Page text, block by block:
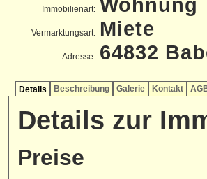
Immobilienart:
Vermarktungsart: Miete
Adresse: 64832
Details Beschreibung Galerie Kontakt
Details zur
Preise